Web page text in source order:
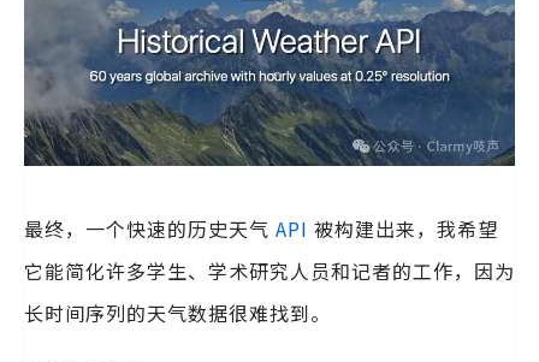
最终，一个快速的历史天气 API 被构建出来，我希望
它能简化许多学生、学术研究人员和记者的工作，因为
长时间序列的天气数据很难找到。